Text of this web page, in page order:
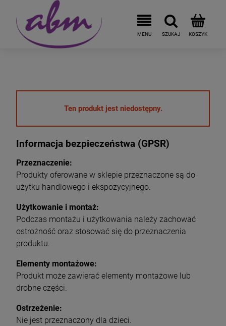
Ten produkt jest niedostępny.
Informacja bezpieczeństwa (GPSR)
Przeznaczenie:
Produkty oferowane w sklepie przeznaczone są do
użytku handlowego i ekspozycyjnego.
Użytkowanie i montaż:
Podczas montażu i użytkowania należy zachować
ostrożność oraz stosować się do przeznaczenia
produktu.
Elementy montażowe:
Produkt może zawierać elementy montażowe lub
drobne części.
Ostrzeżenie:
Nie jest przeznaczony dla dzieci.